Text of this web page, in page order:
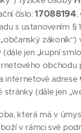
číslo:17088194,
s ustanovením §
jen „kupní
internetové adrese
(dále jen
která má v
v rámci své